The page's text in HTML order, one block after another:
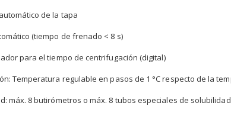
de la tapa
(tiempo de frenado < 8 s)
para el tiempo de centrifugación (digital)
Temperatura regulable en pasos de 1 °C respecto de la
máx. 8 butirómetros o máx. 8 tubos especiales de solubilidad